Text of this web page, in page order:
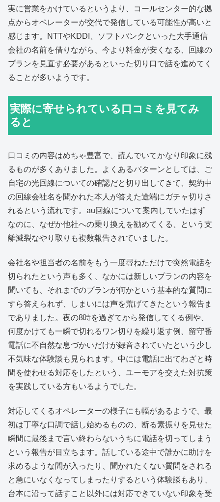
実に営業をかけているというより、コールセンター的な拠
点からオペレーターが交代で発信している可能性が高いと
感じます。NTTやKDDI、ソフトバンクといった大手通信
会社の名前を借りながら、今より料金が安くなる、回線の
プランを見直す必要があるといった切り口で話を進めてく
ることが多いようです。
実際に寄せられている口コミを見てみ
ると
口コミの内容はめちゃ豊富で、読んでいてかなり印象に残
るものが多くありました。よくあるパターンとしては、ご
自宅の光回線についての確認だと切り出してきて、契約中
の回線会社名を聞かれた本人が答えた途端にガチャ切りさ
れるという流れです。au回線について案内していたはず
なのに、なぜか他社への乗り換えを勧めてくる、という支
離滅裂なやり取りも複数報告されていました。
会社名や担当者の名前をもう一度尋ねただけで突然電話を
切られたという声も多く、なかには新しいプランの内容を
聞いても、それまでのプランが何かという基本的な質問に
すら答えられず、しまいには声を荒げてきたという報告ま
でありました。夜の8時を過ぎてから発信してくる例や、
何度かけても一瞬で切れるワン切りを繰り返す例、留守番
電話に不自然な息づかいだけが録音されていたという少し
不気味な体験談も見られます。中には電話に出てわざと時
間を使わせる対応をしたという、ユーモアを交えた対抗策
を実践している方もいるようでした。
対応してくるオペレーターの様子にも幅があるようで、最
初は丁寧な口調で話し始めるものの、断る素振りを見せた
瞬間に最後まで言い終わらないうちに電話を切ってしまう
という報告が目立ちます。話している途中で誰かに助けを
求めるような間が入ったり、聞かれたくない質問をされる
と急にいなくなってしまったりするという体験談もあり、
台本に沿って話すこと以外には対応できていない印象を受